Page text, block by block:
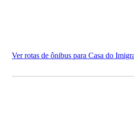
Ver rotas de ônibus para Casa do